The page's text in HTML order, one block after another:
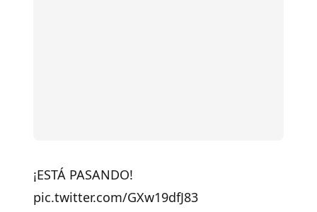
¡ESTÁ PASANDO!
pic.twitter.com/GXw19dfJ83